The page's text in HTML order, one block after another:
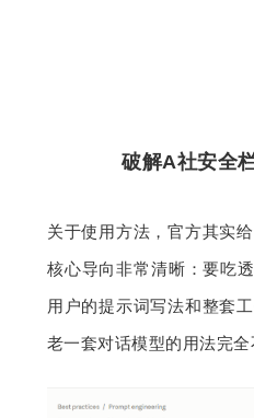
破解A社安全
关于使用方法，官方其实
核心导向非常清晰：要吃
用户的提示词写法和整套
老一套对话模型的用法完全